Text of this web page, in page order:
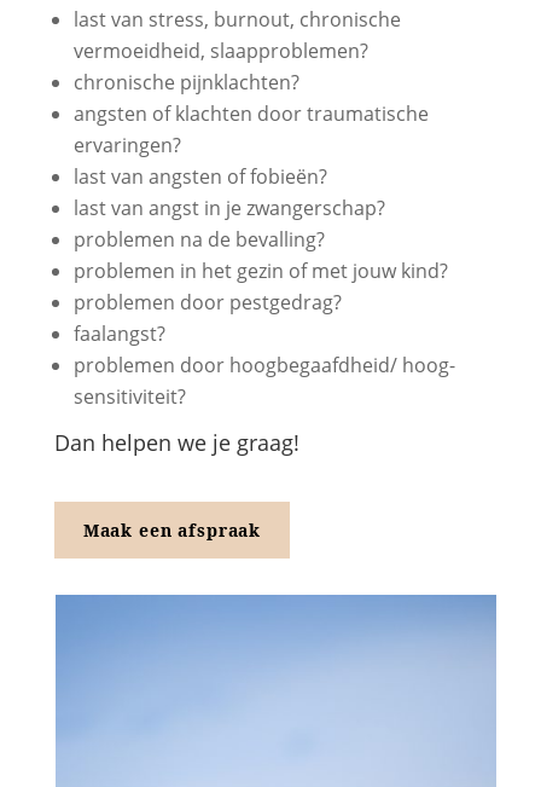
last van stress, burnout, chronische
vermoeidheid, slaapproblemen?
chronische pijnklachten?
angsten of klachten door traumatische
ervaringen?
last van angsten of fobieën?
last van angst in je zwangerschap?
problemen na de bevalling?
problemen in het gezin of met jouw kind?
problemen door pestgedrag?
faalangst?
problemen door hoogbegaafdheid/ hoog-
sensitiviteit?
Dan helpen we je graag!
Maak een afspraak